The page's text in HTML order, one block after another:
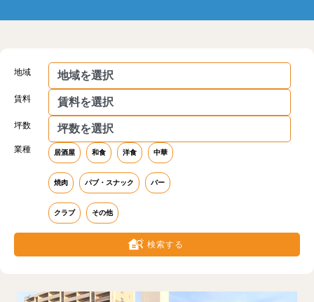
地域
賃料
坪数
業種 居酒屋 和食 洋食 中華
焼肉 パブ・スナック バー
クラブ その他
検索する